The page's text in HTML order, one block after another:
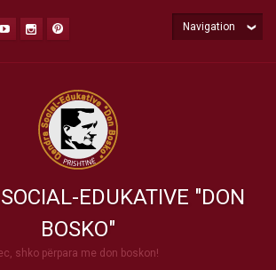
EDUKATIVE "DON
BOSKO"
shko përpara me don boskon!
Navigation